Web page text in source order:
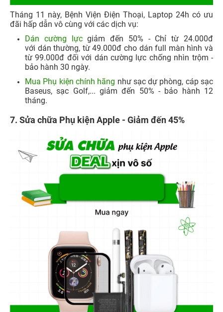
Tháng 11 này, Bệnh Viện Điện Thoại, Laptop 24h có ưu
đãi hấp dẫn vô cùng với các dịch vụ:
Dán cường lựcgiảm đến 50% - Chỉ từ 24.000đ
với dán thường, từ 49.000đ cho dán full màn hình và
từ 99.000đ đối với dán cường lực chống nhìn trộm -
bảo hành 30 ngày.
Mua Phụ kiện chính hãng như sạc dự phòng, cáp sạc
Baseus, sạc Golf,... giảm đến 50% - bảo hành 12
tháng.
7. Sửa chữa Phụ kiện Apple - Giảm đến 45%